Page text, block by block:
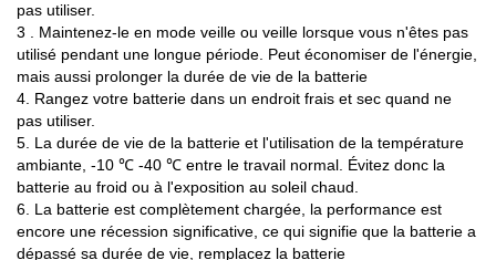
pas utiliser.
3 . Maintenez-le en mode veille ou veille lorsque vous n'êtes pas
utilisé pendant une longue période. Peut économiser de l'énergie,
mais aussi prolonger la durée de vie de la batterie
4. Rangez votre batterie dans un endroit frais et sec quand ne
pas utiliser.
5. La durée de vie de la batterie et l'utilisation de la température
ambiante, -10 ℃ -40 ℃ entre le travail normal. Évitez donc la
batterie au froid ou à l'exposition au soleil chaud.
6. La batterie est complètement chargée, la performance est
encore une récession significative, ce qui signifie que la batterie a
dépassé sa durée de vie, remplacez la batterie